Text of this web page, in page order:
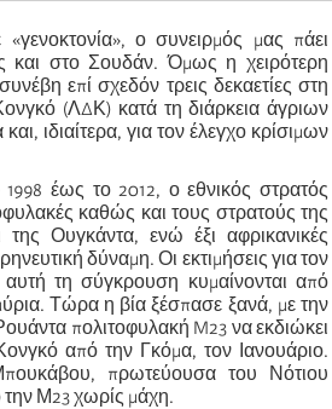
ο συνειρμός μας πάει
και στο Σουδάν. Όμως η χειρότερη
επί σχεδόν τρεις δεκαετίες στη
(ΛΔΚ) κατά τη διάρκεια άγριων
ιδιαίτερα, για τον έλεγχο κρίσιμων
έως το 2012, ο εθνικός στρατός
καθώς και τους στρατούς της
της Ουγκάντα, ενώ έξι αφρικανικές
δύναμη. Οι εκτιμήσεις για τον
τη σύγκρουση κυμαίνονται από
Τώρα η βία ξέσπασε ξανά, με την
πολιτοφυλακή M23 να εκδιώκει
από την Γκόμα, τον Ιανουάριο.
πρωτεύουσα του Νότιου
Μ23 χωρίς μάχη.